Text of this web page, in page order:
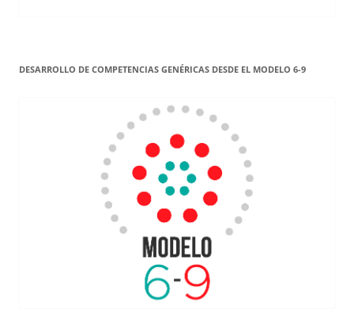
DESARROLLO DE COMPETENCIAS GENÉRICAS DESDE EL MODELO 6-9